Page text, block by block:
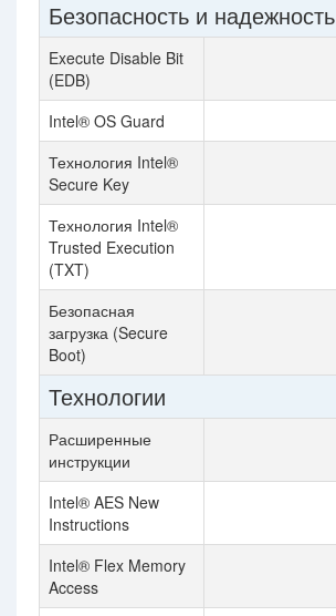
Безопасность и надежность
Execute Disable Bit
(EDB)
Intel® OS Guard
Технология Intel®
Secure Key
Технология Intel®
Trusted Execution
(TXT)
Безопасная
загрузка (Secure
Boot)
Технологии
Расширенные
инструкции
Intel® AES New
Instructions
Intel® Flex Memory
Access